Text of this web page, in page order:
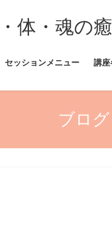
体・魂の
セッションメニュー 講座
ブログ